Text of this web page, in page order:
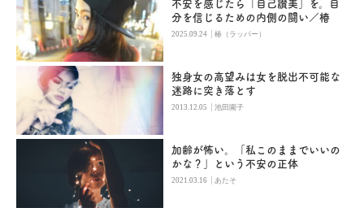
不安を感じたら「自己讃美」を。自
分を信じるための内側の闘い／椿
2025.09.24 |椿（ラッパー）
独身女の高望みは女を脱出不可能な
迷路に突き落とす
2013.12.05 |池田園子
加齢が怖い。「私このままでいいの
かな？」という不安の正体
2021.03.16 |あたそ